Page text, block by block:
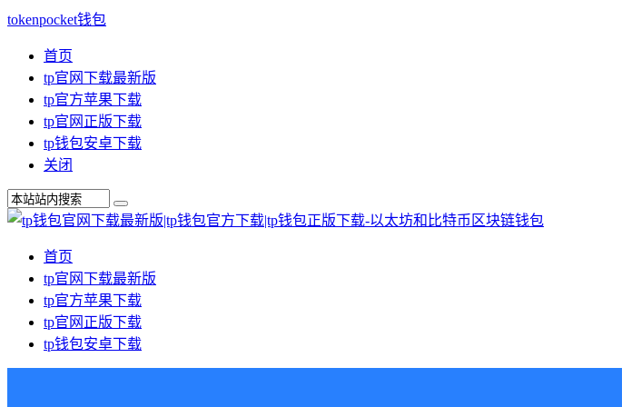
tokenpocket钱包
首页
tp官网下载最新版
tp官方苹果下载
tp官网正版下载
tp钱包安卓下载
关闭
首页
tp官网下载最新版
tp官方苹果下载
tp官网正版下载
tp钱包安卓下载